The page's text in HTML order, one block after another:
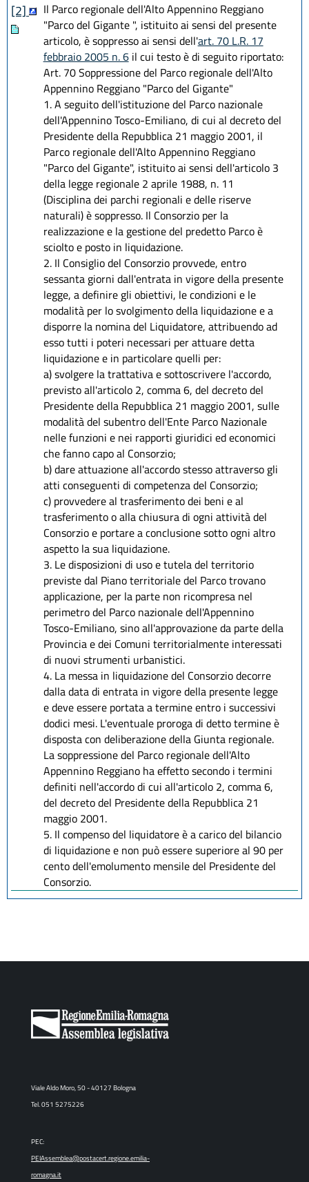
[2]
Il Parco regionale dell'Alto Appennino Reggiano
"Parco del Gigante ", istituito ai sensi del presente
articolo, è soppresso ai sensi dell'art. 70 L.R. 17
febbraio 2005 n. 6il cui testo è di seguito riportato:
Art. 70 Soppressione del Parco regionale dell'Alto
Appennino Reggiano "Parco del Gigante"
1. A seguito dell'istituzione del Parco nazionale
dell'Appennino Tosco-Emiliano, di cui al decreto del
Presidente della Repubblica 21 maggio 2001, il
Parco regionale dell'Alto Appennino Reggiano
"Parco del Gigante", istituito ai sensi dell'articolo 3
della legge regionale 2 aprile 1988, n. 11
(Disciplina dei parchi regionali e delle riserve
naturali) è soppresso. Il Consorzio per la
realizzazione e la gestione del predetto Parco è
sciolto e posto in liquidazione.
2. Il Consiglio del Consorzio provvede, entro
sessanta giorni dall'entrata in vigore della presente
legge, a definire gli obiettivi, le condizioni e le
modalità per lo svolgimento della liquidazione e a
disporre la nomina del Liquidatore, attribuendo ad
esso tutti i poteri necessari per attuare detta
liquidazione e in particolare quelli per:
a) svolgere la trattativa e sottoscrivere l'accordo,
previsto all'articolo 2, comma 6, del decreto del
Presidente della Repubblica 21 maggio 2001, sulle
modalità del subentro dell'Ente Parco Nazionale
nelle funzioni e nei rapporti giuridici ed economici
che fanno capo al Consorzio;
b) dare attuazione all'accordo stesso attraverso gli
atti conseguenti di competenza del Consorzio;
c) provvedere al trasferimento dei beni e al
trasferimento o alla chiusura di ogni attività del
Consorzio e portare a conclusione sotto ogni altro
aspetto la sua liquidazione.
3. Le disposizioni di uso e tutela del territorio
previste dal Piano territoriale del Parco trovano
applicazione, per la parte non ricompresa nel
perimetro del Parco nazionale dell'Appennino
Tosco-Emiliano, sino all'approvazione da parte della
Provincia e dei Comuni territorialmente interessati
di nuovi strumenti urbanistici.
4. La messa in liquidazione del Consorzio decorre
dalla data di entrata in vigore della presente legge
e deve essere portata a termine entro i successivi
dodici mesi. L'eventuale proroga di detto termine è
disposta con deliberazione della Giunta regionale.
La soppressione del Parco regionale dell'Alto
Appennino Reggiano ha effetto secondo i termini
definiti nell'accordo di cui all'articolo 2, comma 6,
del decreto del Presidente della Repubblica 21
maggio 2001.
5. Il compenso del liquidatore è a carico del bilancio
di liquidazione e non può essere superiore al 90 per
cento dell'emolumento mensile del Presidente del
Consorzio.
Viale Aldo Moro, 50 - 40127 Bologna
Tel. 051 5275226
PEC:
PEIAssemblea@postacert.regione.emilia-
romagna.it